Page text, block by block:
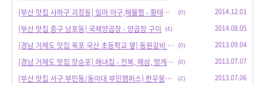
[부산 맛집 사하구 괴정동] 일마 아구,해물찜 - 황태구이, 황태찜, 황태해장국 (0) 2014.12.01
[부산 맛집 중구 남포동] 국제양곱창 - 양곱창 구이 (4) 2014.08.05
[경남 거제도 맛집 옥포 국산 초등학교 옆] 동원갈비 - 갈비탕 (0) 2013.09.04
[경남 거제도 맛집 장승포] 해녀집 - 전복, 해삼, 멍게, 소라, 돌멍게, 성게알, 석화 (0) 2013.07.07
[부산 맛집 서구 부민동/동아대 부민캠퍼스] 한우뭉치 - 양념갈비살 (2) 2013.07.06